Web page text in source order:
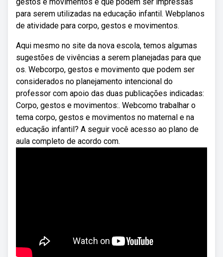
para serem utilizadas na educação infantil. Webplanos
de atividade para corpo, gestos e movimentos.
Aqui mesmo no site da nova escola, temos algumas
sugestões de vivências a serem planejadas para que
os. Webcorpo, gestos e movimento que podem ser
considerados no planejamento intencional do
professor com apoio das duas publicações indicadas:
Corpo, gestos e movimentos:. Webcomo trabalhar o
tema corpo, gestos e movimentos no maternal e na
educação infantil? A seguir você acesso ao plano de
aula completo de acordo com.